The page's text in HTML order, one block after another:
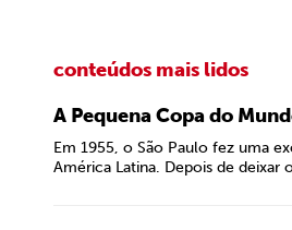
conteúdos mais lidos
A Pequena Copa do
Em 1955, o São Paulo fez uma
América Latina. Depois de deixar